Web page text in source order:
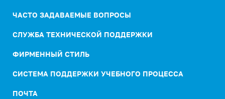
ЧАСТО ЗАДАВАЕМЫЕ ВОПРОСЫ
СЛУЖБА ТЕХНИЧЕСКОЙ ПОДДЕРЖКИ
ФИРМЕННЫЙ СТИЛЬ
СИСТЕМА ПОДДЕРЖКИ УЧЕБНОГО ПРОЦЕССА
ПОЧТА